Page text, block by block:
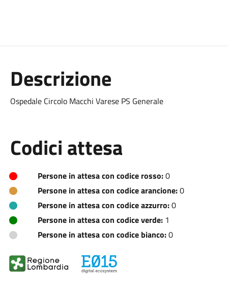
Descrizione
Ospedale Circolo Macchi Varese PS Generale
Codici attesa
Persone in attesa con codice rosso:0
Persone in attesa con codice arancione:0
Persone in attesa con codice azzurro:0
Persone in attesa con codice verde:1
Persone in attesa con codice bianco:0